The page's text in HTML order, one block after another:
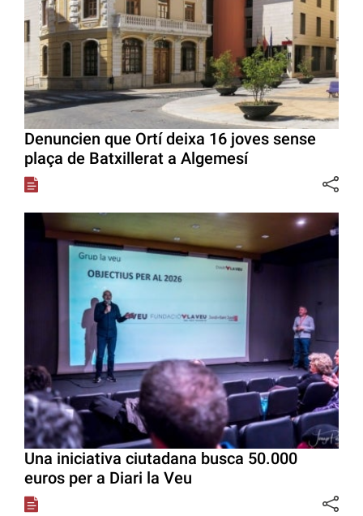
Denuncien que Ortí deixa 16 joves sense
plaça de Batxillerat a Algemesí
Una iniciativa ciutadana busca 50.000
euros per a Diari la Veu